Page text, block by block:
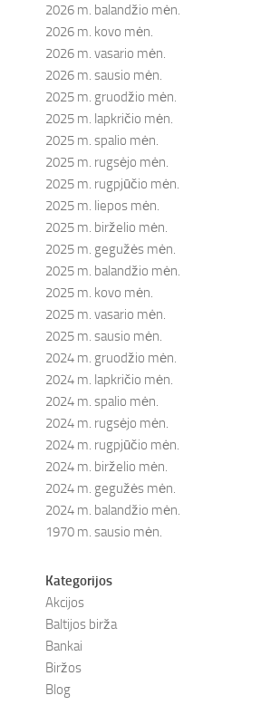
2026 m. balandžio mėn.
2026 m. kovo mėn.
2026 m. vasario mėn.
2026 m. sausio mėn.
2025 m. gruodžio mėn.
2025 m. lapkričio mėn.
2025 m. spalio mėn.
2025 m. rugsėjo mėn.
2025 m. rugpjūčio mėn.
2025 m. liepos mėn.
2025 m. birželio mėn.
2025 m. gegužės mėn.
2025 m. balandžio mėn.
2025 m. kovo mėn.
2025 m. vasario mėn.
2025 m. sausio mėn.
2024 m. gruodžio mėn.
2024 m. lapkričio mėn.
2024 m. spalio mėn.
2024 m. rugsėjo mėn.
2024 m. rugpjūčio mėn.
2024 m. birželio mėn.
2024 m. gegužės mėn.
2024 m. balandžio mėn.
1970 m. sausio mėn.
Kategorijos
Akcijos
Baltijos birža
Bankai
Biržos
Blog